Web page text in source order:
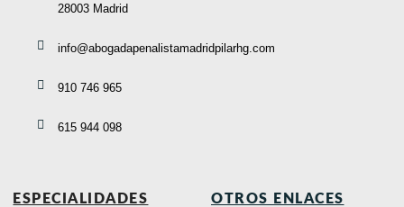
28003 Madrid
info@abogadapenalistamadridpilarhg.com
910 746 965
615 944 098
ESPECIALIDADES OTROS ENLACES